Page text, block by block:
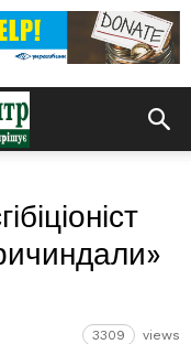
3309 views